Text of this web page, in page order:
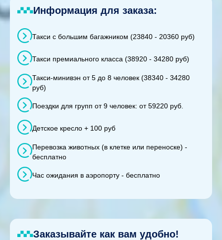
Информация для заказа:
Такси с большим багажником (23840 - 20360 руб)
Такси премиального класса (38920 - 34280 руб)
Такси-минивэн от 5 до 8 человек (38340 - 34280
руб)
Поездки для групп от 9 человек: от 59220 руб.
Детское кресло + 100 руб
Перевозка животных (в клетке или переноске) -
бесплатно
Час ожидания в аэропорту - бесплатно
Заказывайте как вам удобно!